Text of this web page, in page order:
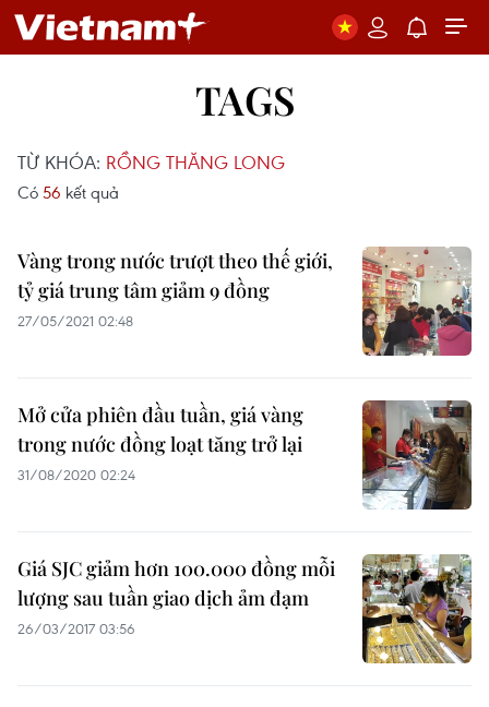
TAGS
TỪ KHÓA: RỒNG THĂNG LONG
Có 56 kết quả
Vàng trong nước trượt theo thế giới,
tỷ giá trung tâm giảm 9 đồng
27/05/2021 02:48
Mở cửa phiên đầu tuần, giá vàng
trong nước đồng loạt tăng trở lại
31/08/2020 02:24
Giá SJC giảm hơn 100.000 đồng mỗi
lượng sau tuần giao dịch ảm đạm
26/03/2017 03:56